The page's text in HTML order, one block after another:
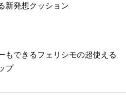
新発想クッション
もできるフェリシモの超使える
プ